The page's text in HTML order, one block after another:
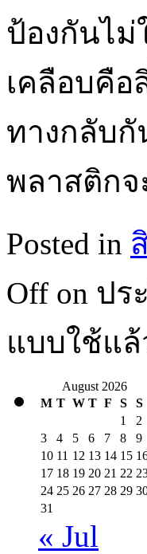
ป้องกันไม่
เคลือบคือ
ทางกลับกั
พลาสติก
Posted in
Off on ป
แบบใช้แล้
August 2026
M T W T F S
S
1
2
3
4 5 6 7 8
9
10 11 12 13 14 15
17 18 19 20 21 22
24 25 26 27 28 29
31
« Jul